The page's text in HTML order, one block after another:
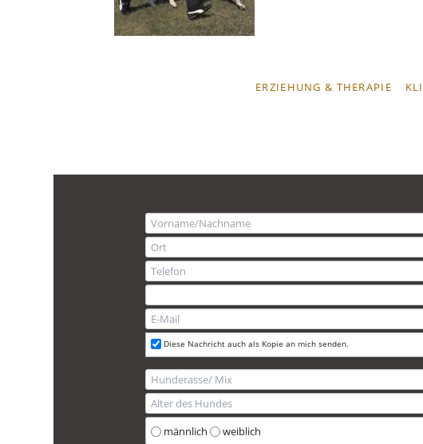
NAVIGATION
ERZIEHUNG & THERAPIE
Diese Nachricht auch als Kopie an mich senden.
männlich weiblich